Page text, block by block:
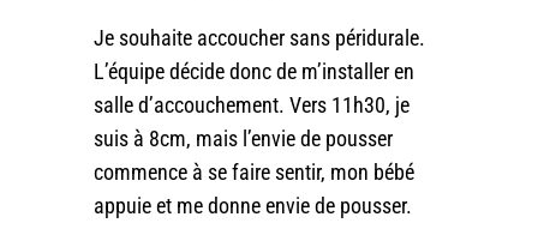
Je souhaite accoucher sans péridurale.
L’équipe décide donc de m’installer en
salle d’accouchement. Vers 11h30, je
suis à 8cm, mais l’envie de pousser
commence à se faire sentir, mon bébé
appuie et me donne envie de pousser.